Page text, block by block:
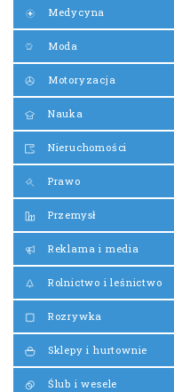
Medycyna
Moda
Motoryzacja
Nauka
Nieruchomości
Prawo
Przemysł
Reklama i media
Rolnictwo i leśnictwo
Rozrywka
Sklepy i hurtownie
Ślub i wesele